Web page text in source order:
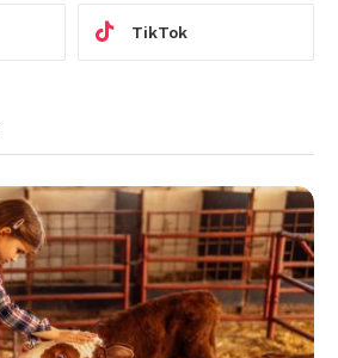
TikTok